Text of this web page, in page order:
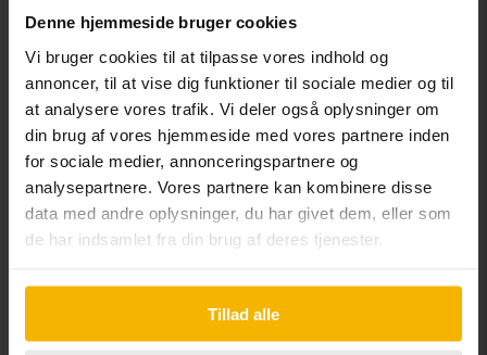
Denne hjemmeside bruger cookies
Vi bruger cookies til at tilpasse vores indhold og
annoncer, til at vise dig funktioner til sociale medier og til
at analysere vores trafik. Vi deler også oplysninger om
din brug af vores hjemmeside med vores partnere inden
for sociale medier, annonceringspartnere og
analysepartnere. Vores partnere kan kombinere disse
data med andre oplysninger, du har givet dem, eller som
de har indsamlet fra din brug af deres tjenester.
Tillad alle
Opel Astra
1.4 Turbo ECOTEC 5dr
2017
113 010 kilometer
Benzin
Svedala
Startpris Kommer snart
Vores værdiansættelse er på vej